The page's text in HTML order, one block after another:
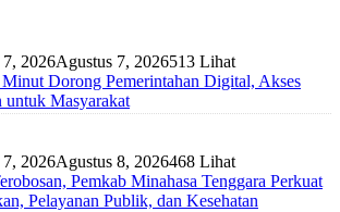
2026Agustus 7, 2026513 Lihat
Minut Dorong Pemerintahan Digital, Akses
untuk Masyarakat
2026Agustus 8, 2026468 Lihat
Pemkab Minahasa Tenggara Perkuat
Pelayanan Publik, dan Kesehatan